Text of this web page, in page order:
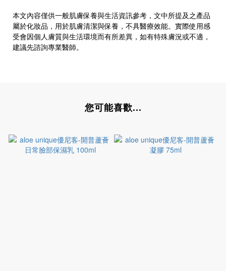
本文內容僅供一般肌膚保養與生活資訊參考，文中所提及之產品
屬於化妝品，用於肌膚清潔與保養，不具醫療效能。實際使用感
受會因個人膚質與生活環境而有所差異，如有特殊膚況或不適，
建議先諮詢專業醫師。
您可能喜歡...